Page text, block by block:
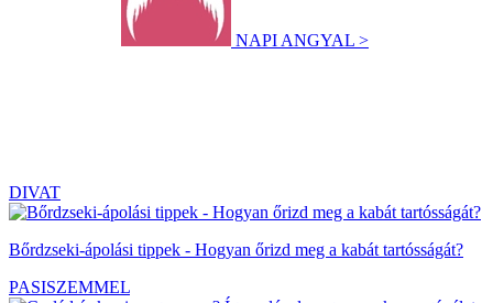
NAPI ANGYAL >
DIVAT
Bőrdzseki-ápolási tippek - Hogyan őrizd meg a kabát tartósságát?
PASISZEMMEL